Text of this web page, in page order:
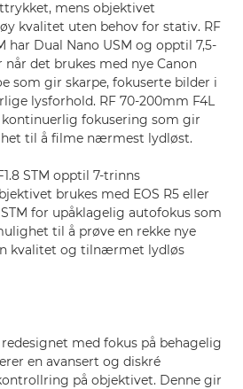
mens objektivet
kvalitet uten behov for stativ. RF
har Dual Nano USM og opptil 7,5-
det brukes med nye Canon
som gir skarpe, fokuserte bilder i
lysforhold. RF 70-200mm F4L
kontinuerlig fokusering som gir
til å filme nærmest lydløst.
STM opptil 7-trinns
brukes med EOS R5 eller
for upåklagelig autofokus som
til å prøve en rekke nye
kvalitet og tilnærmet lydløs
redesignet med fokus på behagelig
en avansert og diskré
på objektivet. Denne gir